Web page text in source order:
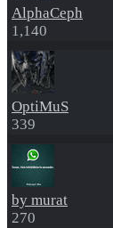
AlphaCeph
1,140
OptiMuS
339
by murat
270